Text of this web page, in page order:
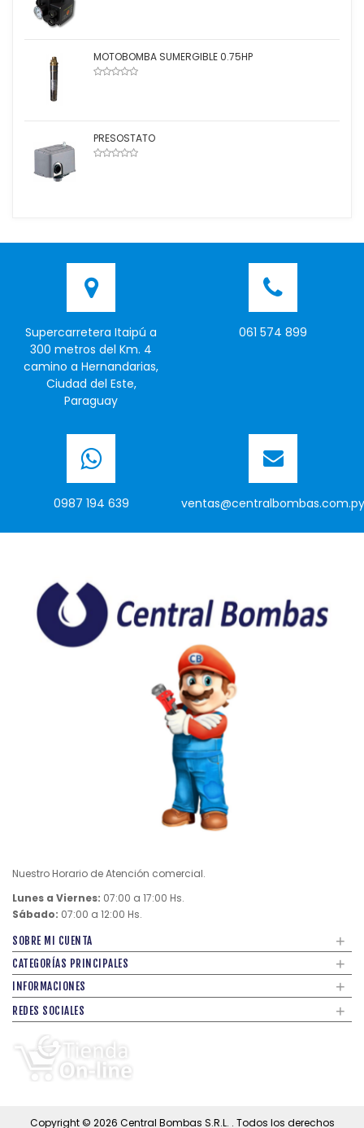
MOTOBOMBA SUMERGIBLE 0.75HP
PRESOSTATO
Supercarretera Itaipú a
300 metros del Km. 4
camino a Hernandarias,
Ciudad del Este,
Paraguay
061 574 899
0987 194 639 ventas@centralbombas.com.py
Nuestro Horario de Atención comercial.
Lunes a Viernes: 07:00 a 17:00 Hs.
Sábado: 07:00 a 12:00 Hs.
SOBRE MI CUENTA +
CATEGORÍAS PRINCIPALES +
INFORMACIONES +
REDES SOCIALES +
Copyright © 2026 Central Bombas S.R.L. . Todos los derechos